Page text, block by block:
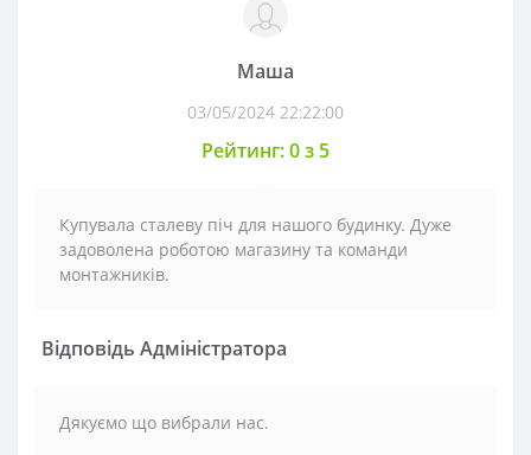
Маша
03/05/2024 22:22:00
Рейтинг: 0 з 5
Купувала сталеву піч для нашого будинку. Дуже
задоволена роботою магазину та команди
монтажників.
Відповідь Адміністратора
Дякуємо що вибрали нас.